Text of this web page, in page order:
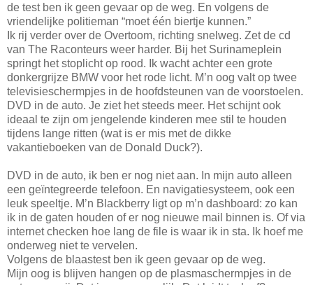
de test ben ik geen gevaar op de weg. En volgens de
vriendelijke politieman “moet één biertje kunnen.”
Ik rij verder over de Overtoom, richting snelweg. Zet de cd
van The Raconteurs weer harder. Bij het Surinameplein
springt het stoplicht op rood. Ik wacht achter een grote
donkergrijze BMW voor het rode licht. M’n oog valt op twee
televisieschermpjes in de hoofdsteunen van de voorstoelen.
DVD in de auto. Je ziet het steeds meer. Het schijnt ook
ideaal te zijn om jengelende kinderen mee stil te houden
tijdens lange ritten (wat is er mis met de dikke
vakantieboeken van de Donald Duck?).
DVD in de auto, ik ben er nog niet aan. In mijn auto alleen
een geïntegreerde telefoon. En navigatiesysteem, ook een
leuk speeltje. M’n Blackberry ligt op m’n dashboard: zo kan
ik in de gaten houden of er nog nieuwe mail binnen is. Of via
internet checken hoe lang de file is waar ik in sta. Ik hoef me
onderweg niet te vervelen.
Volgens de blaastest ben ik geen gevaar op de weg.
Mijn oog is blijven hangen op de plasmaschermpjes in de